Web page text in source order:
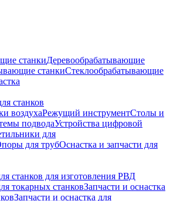
станкиДеревообрабатывающие
станкиСтеклообрабатывающие
станков
воздухаРежущий инструментСтолы и
подводаУстройства цифровой
для
для трубОснастка и запчасти для
станков для изготовления РВД
токарных станковЗапчасти и оснастка
Запчасти и оснастка для